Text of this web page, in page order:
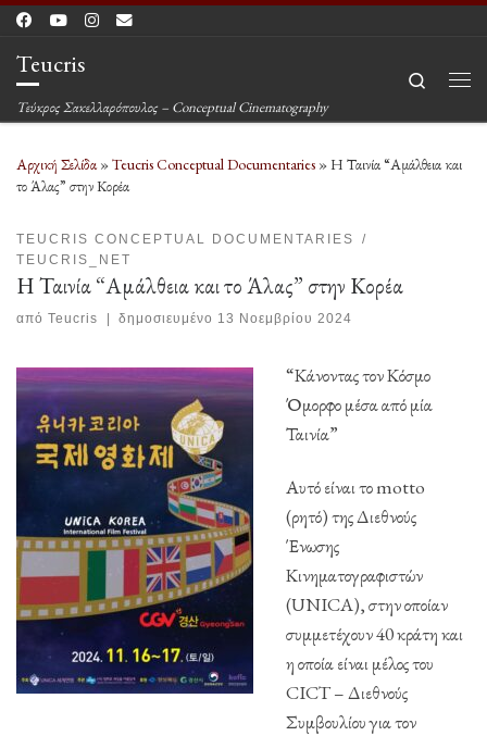
Μετάβαση στο περιεχόμενο
Teucris
Τεύκρος Σακελλαρόπουλος – Conceptual Cinematography
Search
Αρχική Σελίδα»Teucris Conceptual Documentaries »Η Ταινία “Αμάλθεια και
το Άλας” στην Κορέα
TEUCRIS CONCEPTUAL DOCUMENTARIES
TEUCRIS_NET
Η Ταινία “Αμάλθεια και το Άλας” στην Κορέα
από Teucris δημοσιευμένο 13 Νοεμβρίου 2024
“Κάνοντας τον Κόσμο
Όμορφο μέσα από μία
Ταινία”
Αυτό είναι το motto
(ρητό) της Διεθνούς
Ένωσης
Κινηματογραφιστών
(UNICA), στην οποίαν
συμμετέχουν 40 κράτη και
η οποία είναι μέλος του
CICT – Διεθνούς
Συμβουλίου για τον